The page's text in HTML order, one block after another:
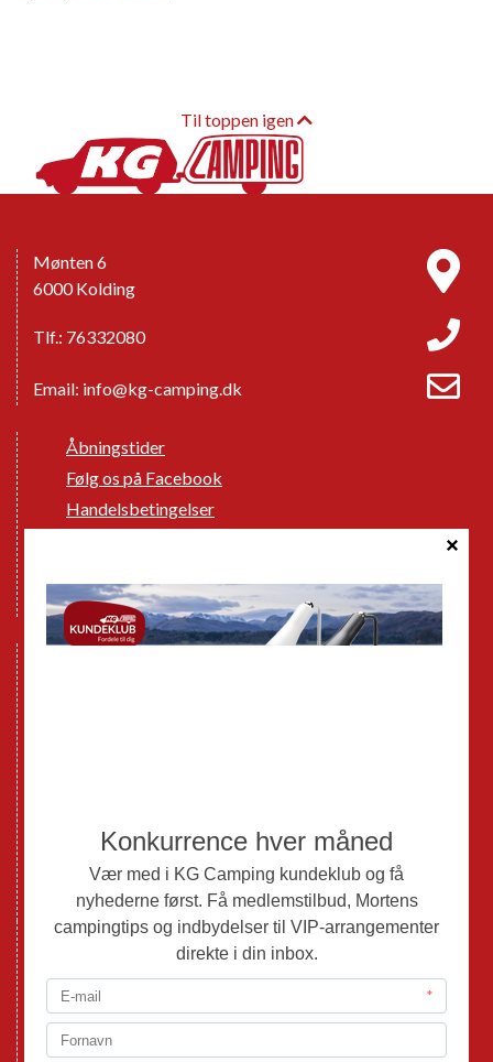
Til toppen igen
Mønten 6
6000 Kolding
Tlf.: 76332080
Email: info@kg-camping.dk
Åbningstider
Følg os på Facebook
Handelsbetingelser
GPDR - Optagelse af foto og video
Mortens Campingtips
KG Camping Kundeklub
Nyheder
Adria
Adria Autocampere
Eriba